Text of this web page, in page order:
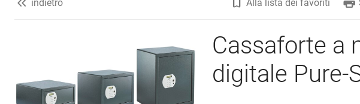
Seleziona una lingua (IT)
indietro Alla lista dei favoriti
Cassaforte a
digitale Pure-